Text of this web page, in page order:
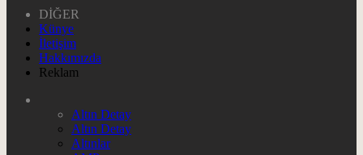
DİĞER
Künye
İletişim
Hakkımızda
Reklam
Altın Detay
Altın Detay
Altınlar